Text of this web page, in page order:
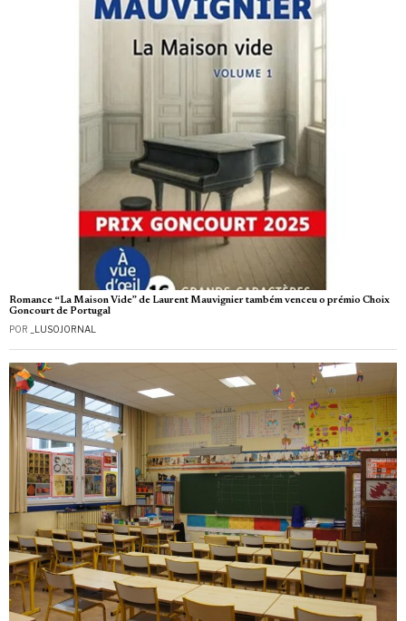
Romance “La Maison Vide” de Laurent Mauvignier também venceu o prémio Choix
Goncourt de Portugal
POR _LUSOJORNAL